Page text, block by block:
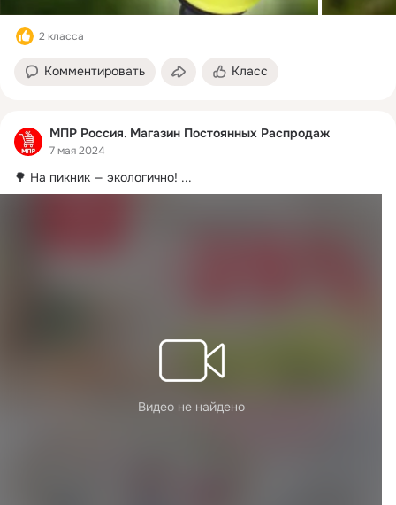
2 класса
Комментировать Класс
МПР Россия. Магазин Постоянных Распродаж
7 мая 2024
🌳 На пикник — экологично! ...
Видео не найдено